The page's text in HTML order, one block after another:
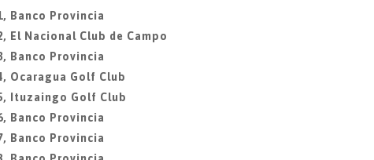
Banco Provincia
El Nacional Club de Campo
Banco Provincia
Ocaragua Golf Club
Ituzaingo Golf Club
Banco Provincia
Banco Provincia